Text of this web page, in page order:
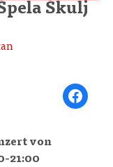
Škulj
Share on
von
21:00